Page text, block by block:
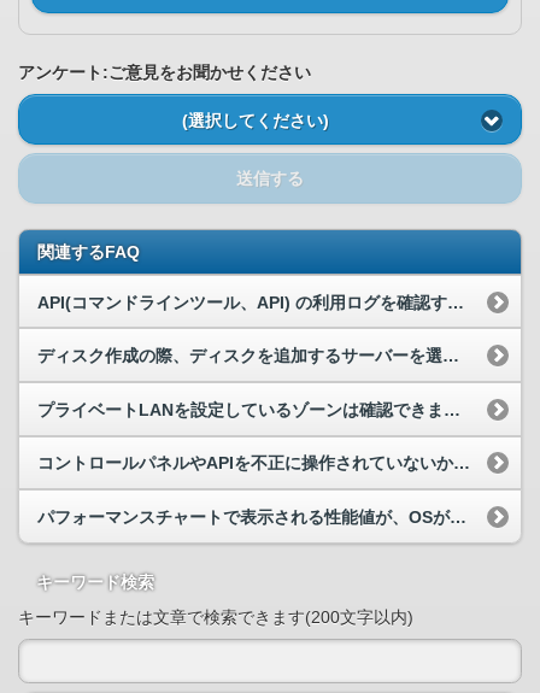
アンケート:ご意見をお聞かせください
(選択してください)
送信する
関連するFAQ
API(コマンドラインツール、API) の利用ログを確認する方法はありますか。
ディスク作成の際、ディスクを追加するサーバーを選択する画面で対象サーバーが表示されず、ディスクのアタッチができない。
プライベートLANを設定しているゾーンは確認できますか？
コントロールパネルやAPIを不正に操作されていないか確認したい。
パフォーマンスチャートで表示される性能値が、OSが提供するコマンドで取得した値と異なっているのはなぜですか？
キーワード検索
キーワードまたは文章で検索できます(200文字以内)